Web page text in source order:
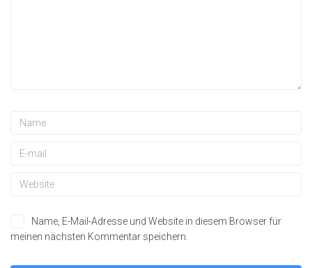
Name, E-Mail-Adresse und Website in diesem Browser für
meinen nächsten Kommentar speichern.